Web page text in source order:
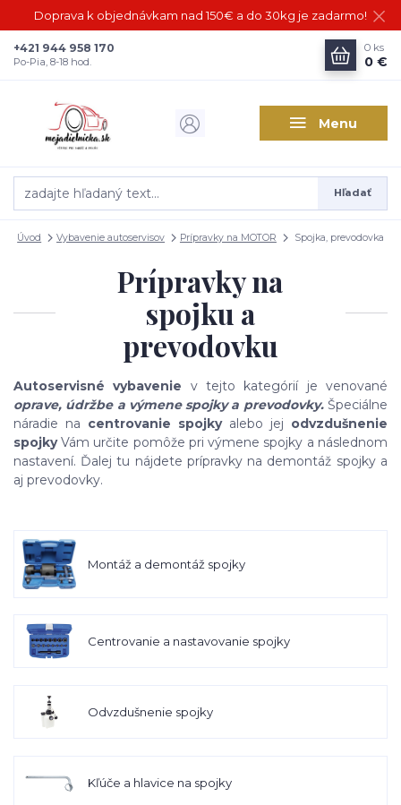
Doprava k objednávkam nad 150€ a do 30kg je zadarmo!
Menu
Hľadať
+421 944 958 170
Po-Pia, 8-18 hod.
0 ks
0 €
Úvod Vybavenie autoservisov Prípravky na MOTOR Spojka, prevodovka
Prípravky na
spojku a
prevodovku
Autoservisné vybavenie v tejto kategórií je venované
oprave, údržbe a výmene spojky a prevodovky.Špeciálne
náradie na centrovanie spojkyalebo jej odvzdušnenie
spojkyVám určite pomôže pri výmene spojky a následnom
nastavení. Ďalej tu nájdete prípravky na demontáž spojky a
aj prevodovky.
Montáž a demontáž spojky
Centrovanie a nastavovanie spojky
Odvzdušnenie spojky
Kľúče a hlavice na spojky